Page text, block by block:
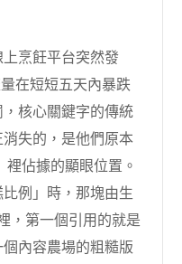
烹飪平台突然發
在短短五天內暴跌
核心關鍵字的傳統
失的，是他們原本
佔據的顯眼位置。
例」時，那塊由生
，第一個引用的就是
內容農場的粗糙版